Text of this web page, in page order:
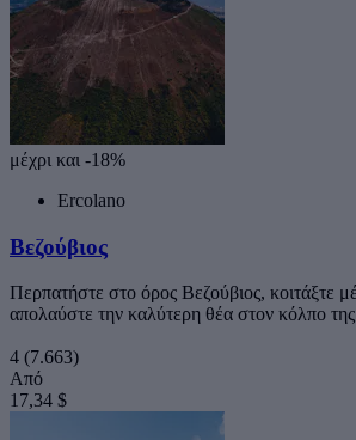
μέχρι και -18%
Ercolano
Βεζούβιος
Περπατήστε στο όρος Βεζούβιος, κοιτάξτε
απολαύστε την καλύτερη θέα στον κόλπο
4 (7.663)
Από
17,34 $